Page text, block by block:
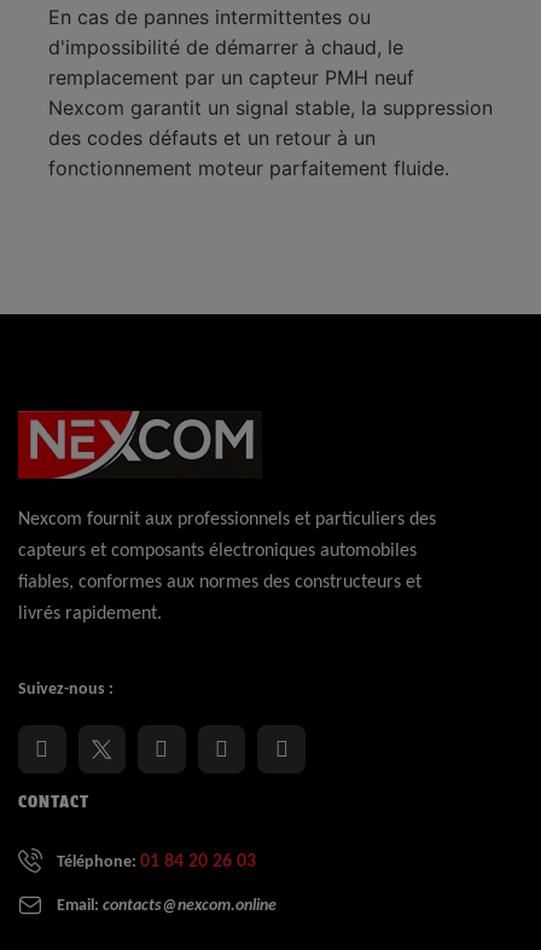
En cas de pannes intermittentes ou
d'impossibilité de démarrer à chaud, le
remplacement par un capteur PMH neuf
Nexcom garantit un signal stable, la suppression
des codes défauts et un retour à un
fonctionnement moteur parfaitement fluide.
Nexcom fournit aux professionnels et particuliers des
capteurs et composants électroniques automobiles
fiables, conformes aux normes des constructeurs et
livrés rapidement.
Suivez-nous :
CONTACT
Téléphone: 01 84 20 26 03
Email: contacts@nexcom.online